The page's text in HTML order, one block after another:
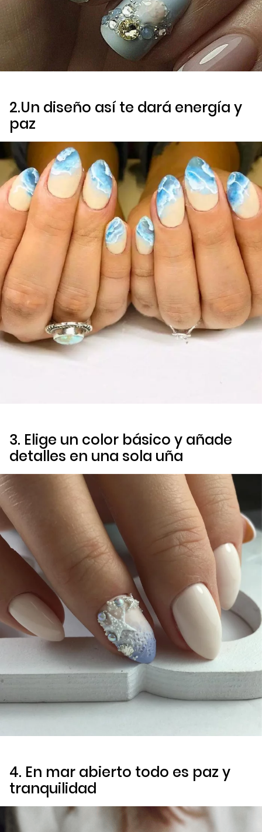
2.Un diseño así te dará energía y
paz
3. Elige un color básico y añade
detalles en una sola uña
4. En mar abierto todo es paz y
tranquilidad